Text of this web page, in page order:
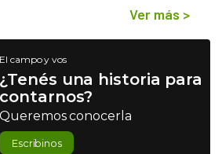
Ver más >
El campo y vos
¿Tenés una historia para
contarnos?
Queremos conocerla
Escribinos